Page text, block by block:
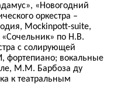
«Новогодний
оркестра –
Mockinpott-suite,
по Н.В.
с солирующей
фортепиано; вокальные
М.М. Барбоза ду
к театральным